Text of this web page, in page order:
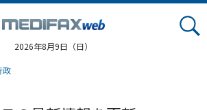
2026年8月9日（日）
政